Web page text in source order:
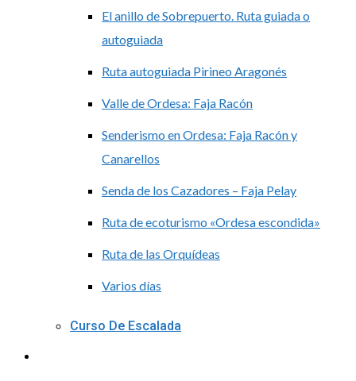
El anillo de Sobrepuerto. Ruta guiada o
autoguiada
Ruta autoguiada Pirineo Aragonés
Valle de Ordesa: Faja Racón
Senderismo en Ordesa: Faja Racón y
Canarellos
Senda de los Cazadores – Faja Pelay
Ruta de ecoturismo «Ordesa escondida»
Ruta de las Orquídeas
Varios días
Curso De Escalada